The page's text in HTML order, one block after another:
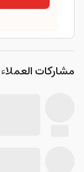
مشاركات العملاء